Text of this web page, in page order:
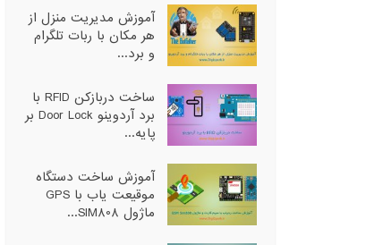
آموزش مدیریت منزل از
هر مکان با ربات تلگرام
و برد...
ساخت دربازکن RFID با
برد آردوینو Door Lock بر
پایه...
آموزش ساخت دستگاه
موقیعت یاب با GPS
ماژول SIM808...